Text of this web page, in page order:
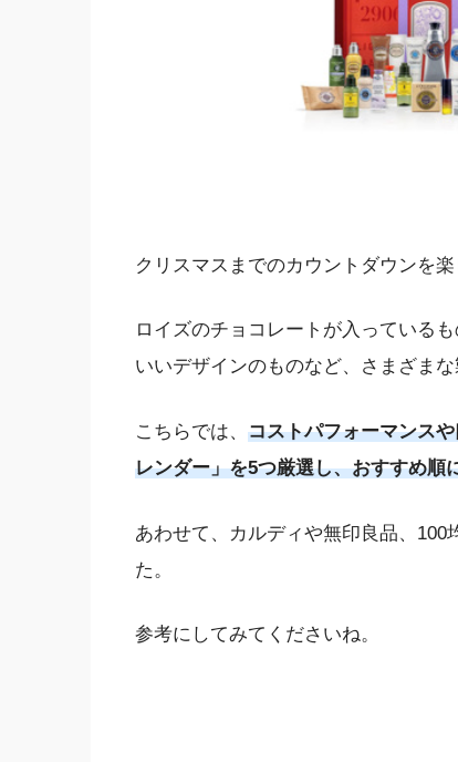
クリスマスまでのカウントダウンを楽
ロイズのチョコレートが入っている
いいデザインのものなど、さまざまな
こちらでは、 コストパフォーマンス
レンダー」を5つ厳選し、おすすめ順
あわせて、カルディや無印良品、
た。
参考にしてみてくださいね。